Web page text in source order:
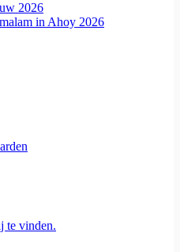
2026
in Ahoy 2026
te vinden.